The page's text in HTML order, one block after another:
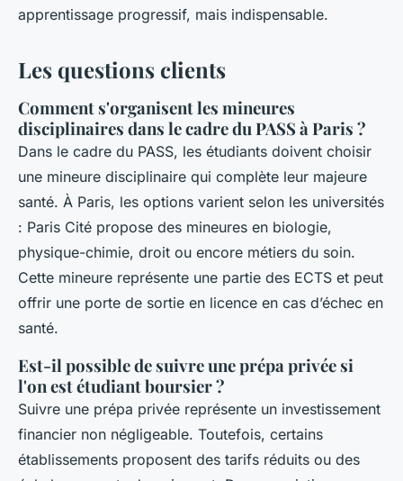
apprentissage progressif, mais indispensable.
Les questions clients
Comment s'organisent les mineures
disciplinaires dans le cadre du PASS à Paris ?
Dans le cadre du PASS, les étudiants doivent choisir
une mineure disciplinaire qui complète leur majeure
santé. À Paris, les options varient selon les universités
: Paris Cité propose des mineures en biologie,
physique-chimie, droit ou encore métiers du soin.
Cette mineure représente une partie des ECTS et peut
offrir une porte de sortie en licence en cas d’échec en
santé.
Est-il possible de suivre une prépa privée si
l'on est étudiant boursier ?
Suivre une prépa privée représente un investissement
financier non négligeable. Toutefois, certains
établissements proposent des tarifs réduits ou des